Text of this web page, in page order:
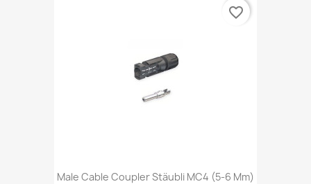
Male Cable Coupler Stäubli MC4 (5-6 Mm)
favorite_border